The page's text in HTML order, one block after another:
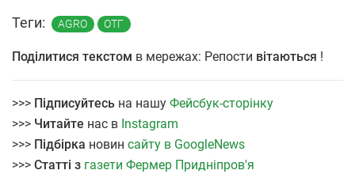
Теги: AGRO ОТГ
Поділитися текстом в мережах: Репости вітаються !
>>> Підписуйтесь на нашу Фейсбук-сторінку
>>> Читайте нас в Instagram
>>> Підбірка новин сайту в GoogleNews
>>> Статті з газети Фермер Придніпров'я